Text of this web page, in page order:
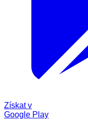
Získat v
Google Play